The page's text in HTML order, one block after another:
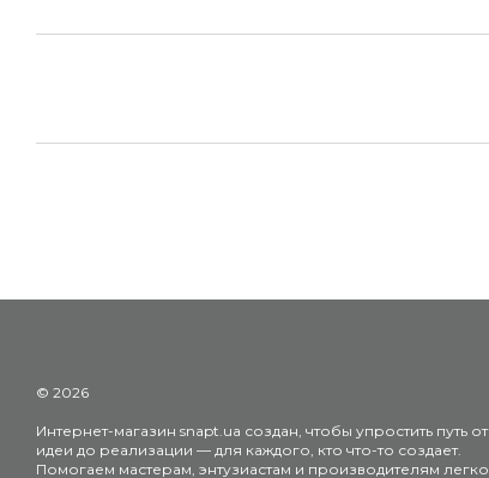
© 2026
Интернет-магазин snapt.ua создан, чтобы упростить путь от
идеи до реализации — для каждого, кто что-то создает.
Помогаем мастерам, энтузиастам и производителям легко